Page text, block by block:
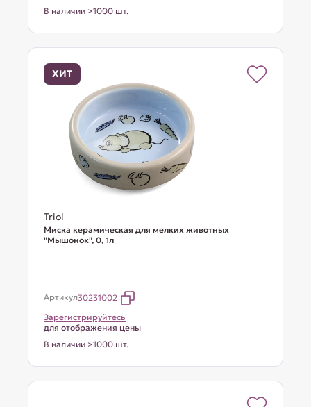
В наличии >1000 шт.
ХИТ
Triol
Миска керамическая для мелких животных
"Мышонок", 0, 1л
Артикул30231002
Зарегистрируйтесь
для отображения цены
В наличии >1000 шт.